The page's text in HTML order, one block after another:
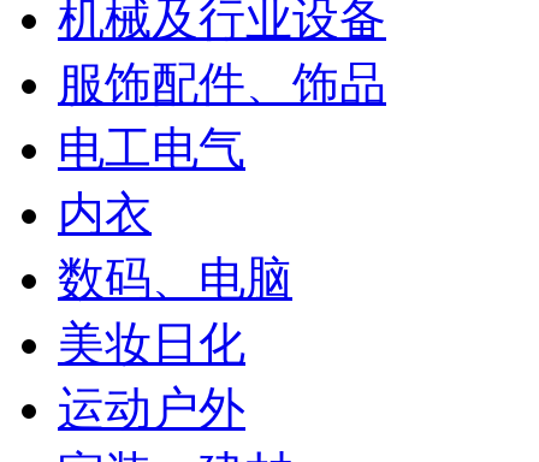
机械及行业设备
服饰配件、饰品
电工电气
内衣
数码、电脑
美妆日化
运动户外